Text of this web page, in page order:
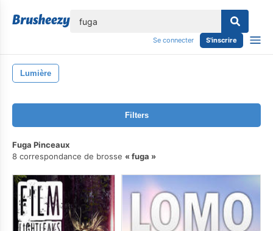
Se connecter S'inscrire
Lumière
Filters
Fuga Pinceaux
8 correspondance de brosse
fuga